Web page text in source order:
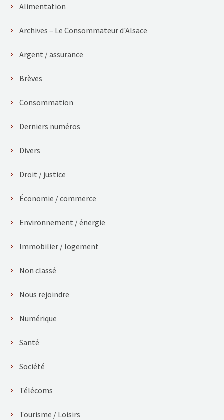
Alimentation
Archives – Le Consommateur d'Alsace
Argent / assurance
Brèves
Consommation
Derniers numéros
Divers
Droit / justice
Économie / commerce
Environnement / énergie
Immobilier / logement
Non classé
Nous rejoindre
Numérique
Santé
Société
Télécoms
Tourisme / Loisirs